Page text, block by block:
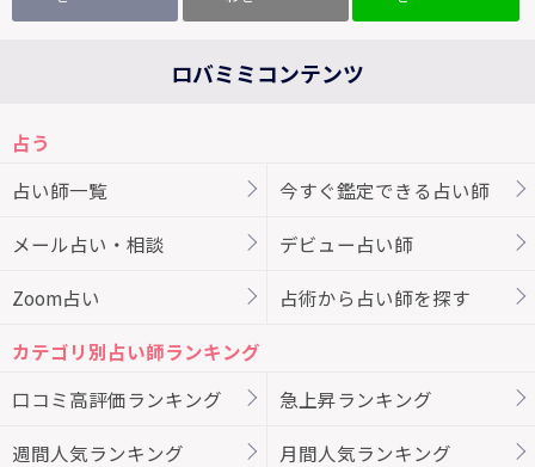
ロバミミコンテンツ
占う
占い師一覧
今すぐ鑑定できる占い師
メール占い・相談 デビュー占い師
Zoom占い 占術から占い師を探す
カテゴリ別占い師ランキング
口コミ高評価ランキング
急上昇ランキング
週間人気ランキング 月間人気ランキング